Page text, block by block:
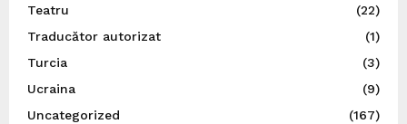
Teatru
(22)
Traducător autorizat
(1)
Turcia
(3)
Ucraina
(9)
Uncategorized
(167)